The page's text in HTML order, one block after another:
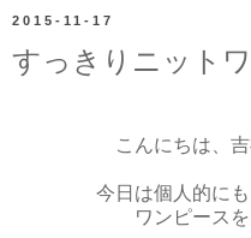
2015-11-17
すっきりニット
こんにちは、
今日は個人的に
ワンピース